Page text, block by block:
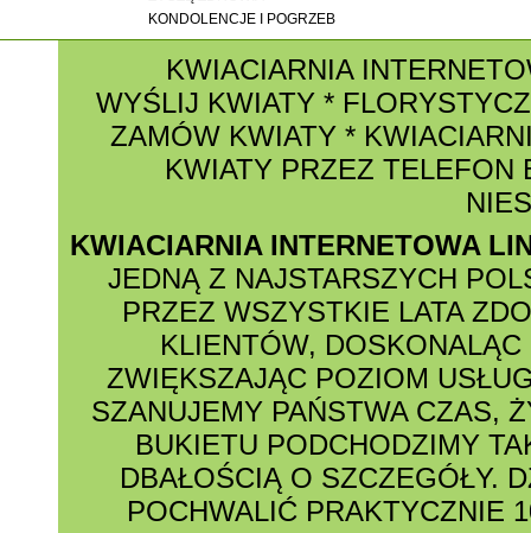
KONDOLENCJE I POGRZEB
KWIACIARNIA
WYŚLIJ KWIATY *
ZAMÓW KWIATY*
KWIATY PRZEZ TELEFON
KWIACIARNIA INTERNETOWA
JEDNĄ Z NAJSTARSZYCH
PRZEZ WSZYSTKIE LATA
KLIENTÓW,
ZWIĘKSZAJĄC POZIOM
SZANUJEMY PAŃSTWA CZAS,
BUKIETU PODCHODZIMY
DBAŁOŚCIĄ O SZCZEGÓŁY.
POCHWALIĆ PRAKTYCZNIE